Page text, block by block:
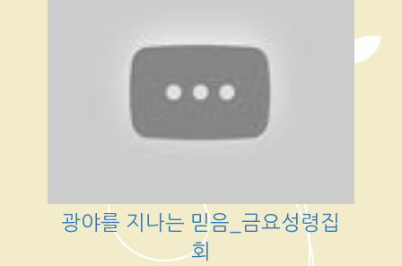
광야를 지나는 믿음_금요성령집
회